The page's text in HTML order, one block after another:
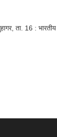
ता. 16 :